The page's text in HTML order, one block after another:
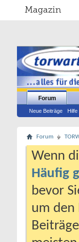
Magazin
Forum
Neue Beiträge Hilfe
Forum
Wenn
Häufig
bevor
um den